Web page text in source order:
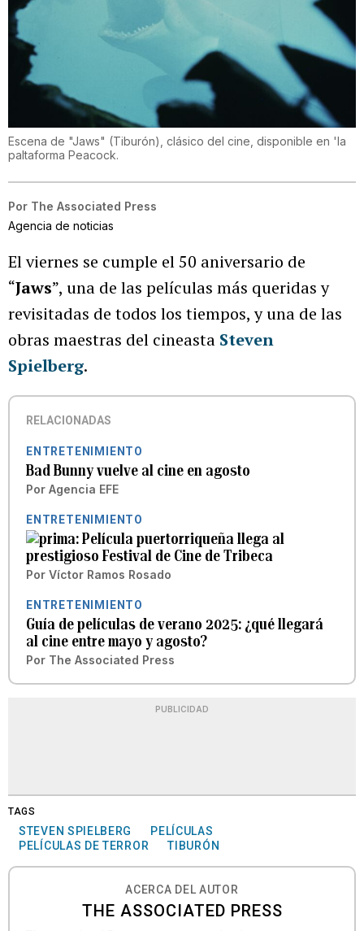
Escena de "Jaws" (Tiburón), clásico del cine, disponible en 'la
paltaforma Peacock.
Por The Associated Press
Agencia de noticias
El viernes se cumple el 50 aniversario de
“Jaws”, una de las películas más queridas y
revisitadas de todos los tiempos, y una de las
obras maestras del cineasta Steven
Spielberg.
RELACIONADAS
ENTRETENIMIENTO
Bad Bunny vuelve al cine en agosto
Por Agencia EFE
ENTRETENIMIENTO
Película puertorriqueña llega al
prestigioso Festival de Cine de Tribeca
Por Víctor Ramos Rosado
ENTRETENIMIENTO
Guía de películas de verano 2025: ¿qué llegará
al cine entre mayo y agosto?
Por The Associated Press
PUBLICIDAD
TAGS
STEVEN SPIELBERG
PELÍCULAS
PELÍCULAS DE TERROR
TIBURÓN
ACERCA DEL AUTOR
THE ASSOCIATED PRESS